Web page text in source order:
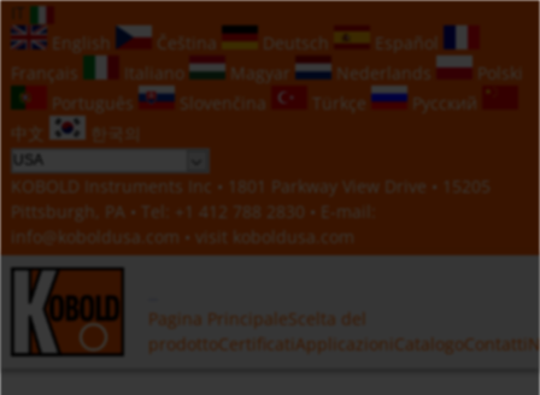
English
Čeština Deutsch
Español
Français
Italiano Magyar Nederlands
Polski
Português
Slovenčina Türkçe
Русский
中文
한국의
KOBOLD Instruments Inc • 1801 Parkway View Drive • 15205
Pittsburgh, PA • Tel:
+1 412 788 2830 • E-mail:
info@koboldusa.com • visit koboldusa.com
Pagina PrincipaleScelta del
prodottoCertificati Applicazioni CatalogoContatti